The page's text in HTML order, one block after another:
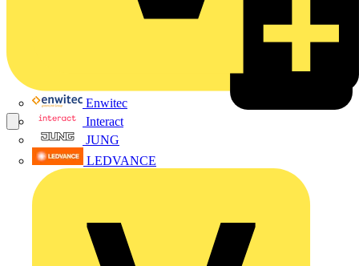
Enwitec
Interact
JUNG
LEDVANCE